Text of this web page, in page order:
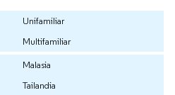
Unifamiliar
Multifamiliar
Malasia
Tailandia